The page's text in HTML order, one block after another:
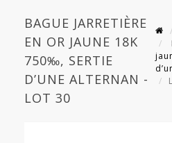
BAGUE JARRETIÈRE
EN OR JAUNE 18K
750‰, SERTIE
D’UNE ALTERNAN -
LOT 30